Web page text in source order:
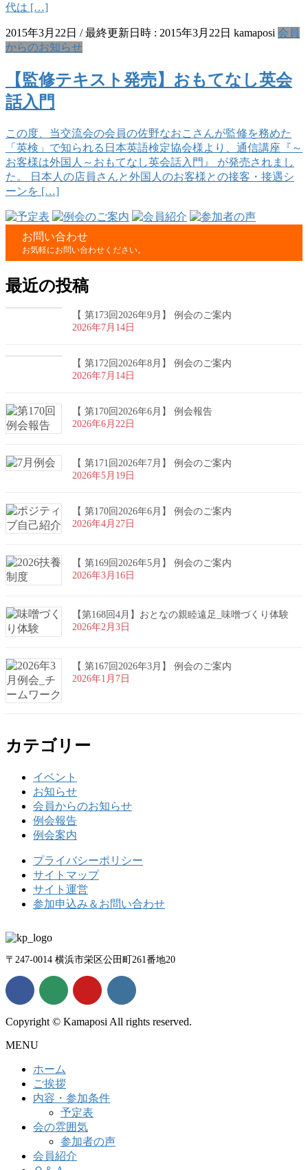
代は […]
2015年3月22日 / 最終更新日時 : 2015年3月22日 kamaposi 会員
からのお知らせ
【監修テキスト発売】おもてなし英会
話入門
この度、当交流会の会員の佐野なおこさんが監修を務めた
「英検」で知られる日本英語検定協会様より、通信講座『～
お客様は外国人～おもてなし英会話入門』 が発売されまし
た。 日本人の店員さんと外国人のお客様との接客・接遇シ
ーンを […]
お問い合わせ
お気軽にお問い合わせください。
最近の投稿
【 第173回2026年9月】 例会のご案内
2026年7月14日
【 第172回2026年8月】 例会のご案内
2026年7月14日
【 第170回2026年6月】 例会報告
2026年6月22日
【 第171回2026年7月】 例会のご案内
2026年5月19日
【 第170回2026年6月】 例会のご案内
2026年4月27日
【 第169回2026年5月】 例会のご案内
2026年3月16日
【第168回4月】おとなの親睦遠足_味噌づくり体験
2026年2月3日
【 第167回2026年3月】 例会のご案内
2026年1月7日
カテゴリー
イベント
お知らせ
会員からのお知らせ
例会報告
例会案内
プライバシーポリシー
サイトマップ
サイト運営
参加申込み＆お問い合わせ
〒247-0014 横浜市栄区公田町261番地20
Copyright © Kamaposi All rights reserved.
MENU
ホーム
ご挨拶
内容・参加条件
予定表
会の雰囲気
参加者の声
会員紹介